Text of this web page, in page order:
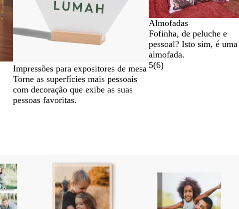
Impressões para expositores de mesa
Torne as superfícies mais pessoais
com decoração que exibe as suas
pessoas favoritas.
Almofadas
Fofinha, de peluche e
pessoal? Isto sim, é uma
almofada.
5(6)